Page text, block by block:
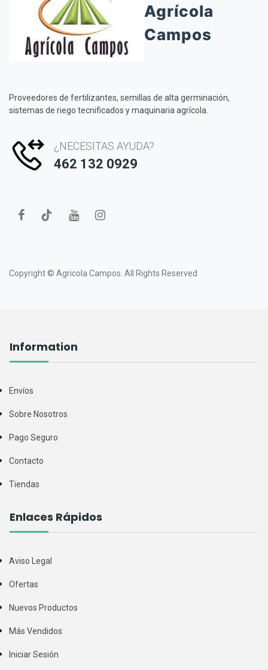
Agrícola
Campos
Proveedores de fertilizantes, semillas de alta germinación,
sistemas de riego tecnificados y maquinaria agrícola.
¿NECESITAS AYUDA?
462 132 0929
Copyright © Agricola Campos. All Rights Reserved
Information
Envíos
Sobre Nosotros
Pago Seguro
Contacto
Tiendas
Enlaces Rápidos
Aviso Legal
Ofertas
Nuevos Productos
Más Vendidos
Iniciar Sesión